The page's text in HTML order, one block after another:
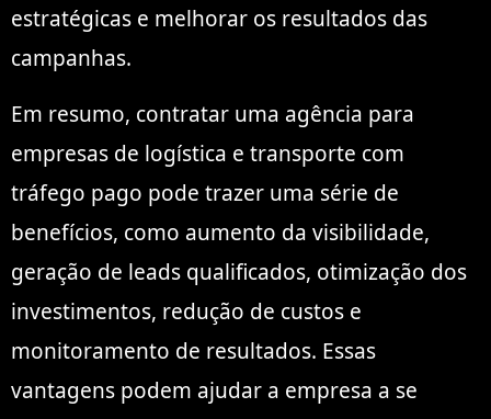
estratégicas e melhorar os resultados das
campanhas.
Em resumo, contratar uma agência para
empresas de logística e transporte com
tráfego pago pode trazer uma série de
benefícios, como aumento da visibilidade,
geração de leads qualificados, otimização dos
investimentos, redução de custos e
monitoramento de resultados. Essas
vantagens podem ajudar a empresa a se